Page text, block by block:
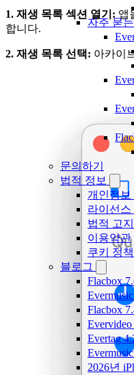
자주 묻
문의하기
법적 정보
개인정보
라이선스
법적 고지
이용약관
쿠키 정책
블로그
Flacbox
Flacbox
Evertag
2026년
1. 재생 목록 섹션 열기: 앱
합니다.
2. 재생 목록 선택: 아카이